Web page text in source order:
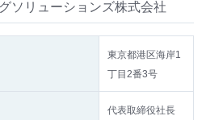
ソリューションズ株式会社
東京都港区海岸1
丁目2番3号
代表取締役社長